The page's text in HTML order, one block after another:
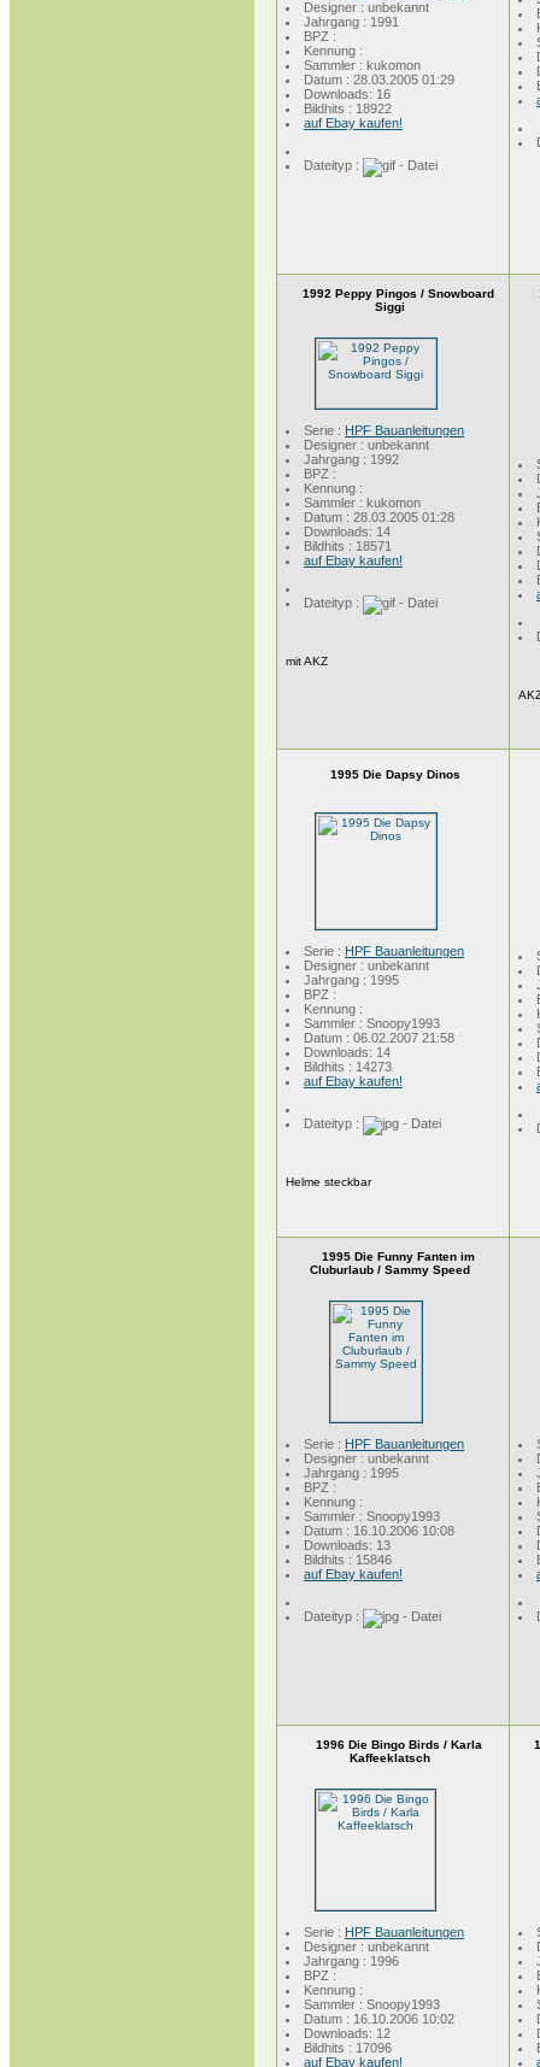
Designer : unbekannt
Jahrgang : 1991
BPZ :
Kennung :
Sammler : kukomon
Datum : 28.03.2005 01:29
Downloads: 16
Bildhits : 18922
auf Ebay kaufen!
Dateityp :
1992 Peppy Pingos / Snowboard
Siggi
Serie : HPF Bauanleitungen
Designer : unbekannt
Jahrgang : 1992
BPZ :
Kennung :
Sammler : kukomon
Datum : 28.03.2005 01:28
Downloads: 14
Bildhits : 18571
auf Ebay kaufen!
Dateityp :
mit AKZ
1995 Die Dapsy Dinos
Serie : HPF Bauanleitungen
Designer : unbekannt
Jahrgang : 1995
BPZ :
Kennung :
Sammler : Snoopy1993
Datum : 06.02.2007 21:58
Downloads: 14
Bildhits : 14273
auf Ebay kaufen!
Dateityp :
Helme steckbar
1995 Die Funny Fanten im
Cluburlaub / Sammy Speed
Serie : HPF Bauanleitungen
Designer : unbekannt
Jahrgang : 1995
BPZ :
Kennung :
Sammler : Snoopy1993
Datum : 16.10.2006 10:08
Downloads: 13
Bildhits : 15846
auf Ebay kaufen!
Dateityp :
1996 Die Bingo Birds / Karla
Kaffeeklatsch
Serie : HPF Bauanleitungen
Designer : unbekannt
Jahrgang : 1996
BPZ :
Kennung :
Sammler : Snoopy1993
Datum : 16.10.2006 10:02
Downloads: 12
Bildhits : 17096
auf Ebay kaufen!